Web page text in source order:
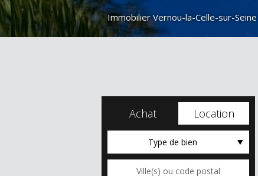
Immobilier Vernou-la-Celle-sur-Seine
Achat Location
Type de bien